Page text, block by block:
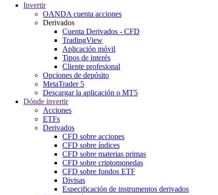
Invertir
OANDA cuenta acciones
Derivados
Cuenta Derivados - CFD
TradingView
Aplicación móvil
Tipos de interés
Cliente profesional
Opciones de depósito
MetaTrader 5
Descargar la aplicación o MT5
Dónde invertir
Acciones
ETFs
Derivados
CFD sobre acciones
CFD sobre índices
CFD sobre materias primas
CFD sobre criptomonedas
CFD sobre fondos ETF
Divisas
Especificación de instrumentos derivados